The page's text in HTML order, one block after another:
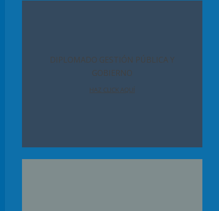
DIPLOMADO GESTIÓN PÚBLICA Y
GOBIERNO
HAZ CLICK AQUÍ